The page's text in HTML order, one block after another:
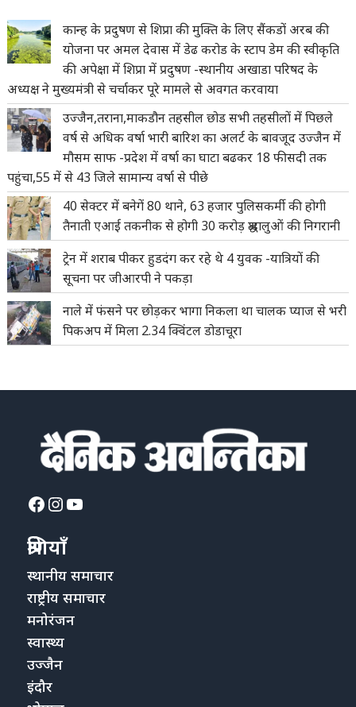
कान्ह के प्रदुषण से शिप्रा की मुक्ति के लिए सैंकडों अरब की
योजना पर अमल देवास में डेढ करोड के स्टाप डेम की स्वीकृति
की अपेक्षा में शिप्रा में प्रदुषण -स्थानीय अखाडा परिषद के
अध्यक्ष ने मुख्यमंत्री से चर्चाकर पूरे मामले से अवगत करवाया
उज्जैन,तराना,माकडौन तहसील छोड सभी तहसीलों में पिछले
वर्ष से अधिक वर्षा भारी बारिश का अलर्ट के बावजूद उज्जैन में
मौसम साफ -प्रदेश में वर्षा का घाटा बढकर 18 फीसदी तक
पहुंचा,55 में से 43 जिले सामान्य वर्षा से पीछे
40 सेक्टर में बनेगें 80 थाने, 63 हजार पुलिसकर्मी की होगी
तैनाती एआई तकनीक से होगी 30 करोड़ श्रद्धालुओं की निगरानी
ट्रेन में शराब पीकर हुडदंग कर रहे थे 4 युवक -यात्रियों की
सूचना पर जीआरपी ने पकड़ा
नाले में फंसने पर छोड़कर भागा निकला था चालक प्याज से भरी
पिकअप में मिला 2.34 क्विंटल डोडाचूरा
Facebook
Instagram
YouTube
श्रेणियाँ
स्थानीय समाचार
राष्ट्रीय समाचार
मनोरंजन
स्वास्थ्य
उज्जैन
इंदौर